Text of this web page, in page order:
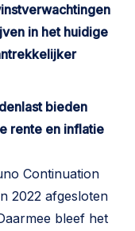
in het huidige
bieden
rente en inflatie
Continuation
2022 afgesloten
bleef het